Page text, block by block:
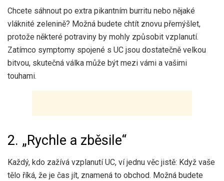
Chcete sáhnout po extra pikantním burritu nebo nějaké
vláknité zelenině? Možná budete chtít znovu přemýšlet,
protože některé potraviny by mohly způsobit vzplanutí.
Zatímco symptomy spojené s UC jsou dostatečně velkou
bitvou, skutečná válka může být mezi vámi a vašimi
touhami.
2. „Rychle a zběsile“
Každý, kdo zažívá vzplanutí UC, ví jednu věc jistě: Když vaše
tělo říká, že je čas jít, znamená to obchod. Možná budete